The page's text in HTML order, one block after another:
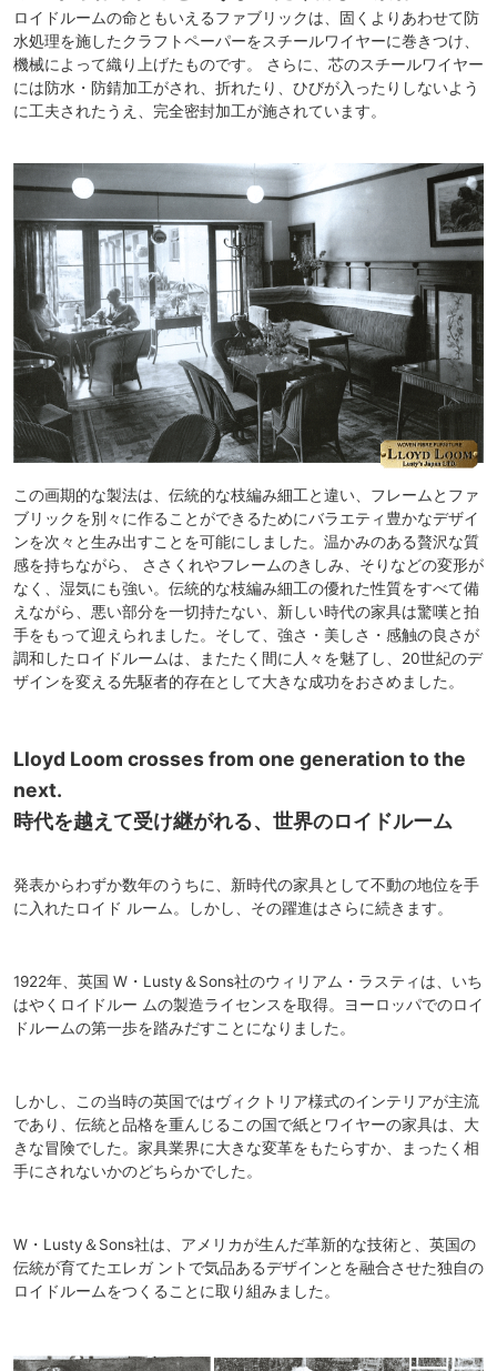
ロイドルームの命ともいえるファブリックは、固くよりあわせて防
水処理を施したクラフトペーパーをスチールワイヤーに巻きつけ、
機械によって織り上げたものです。 さらに、芯のスチールワイヤー
には防水・防錆加工がされ、折れたり、ひびが入ったりしないよう
に工夫されたうえ、完全密封加工が施されています。
この画期的な製法は、伝統的な枝編み細工と違い、フレームとファ
ブリックを別々に作ることができるためにバラエティ豊かなデザイ
ンを次々と生み出すことを可能にしました。温かみのある贅沢な質
感を持ちながら、 ささくれやフレームのきしみ、そりなどの変形が
なく、湿気にも強い。伝統的な枝編み細工の優れた性質をすべて備
えながら、悪い部分を一切持たない、新しい時代の家具は驚嘆と拍
手をもって迎えられました。そして、強さ・美しさ・感触の良さが
調和したロイドルームは、またたく間に人々を魅了し、20世紀のデ
ザインを変える先駆者的存在として大きな成功をおさめました。
Lloyd Loom crosses from one generation to the
next.
時代を越えて受け継がれる、世界のロイドルーム
発表からわずか数年のうちに、新時代の家具として不動の地位を手
に入れたロイド ルーム。しかし、その躍進はさらに続きます。
1922年、英国 W・Lusty＆Sons社のウィリアム・ラスティは、いち
はやくロイドルー ムの製造ライセンスを取得。ヨーロッパでのロイ
ドルームの第一歩を踏みだすことになりました。
しかし、この当時の英国ではヴィクトリア様式のインテリアが主流
であり、伝統と品格を重んじるこの国で紙とワイヤーの家具は、大
きな冒険でした。家具業界に大きな変革をもたらすか、まったく相
手にされないかのどちらかでした。
W・Lusty＆Sons社は、アメリカが生んだ革新的な技術と、英国の
伝統が育てたエレガ ントで気品あるデザインとを融合させた独自の
ロイドルームをつくることに取り組みました。